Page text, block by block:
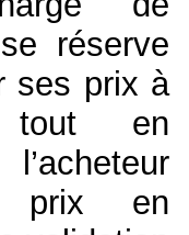
se réserve
ses prix à
tout en
prix en